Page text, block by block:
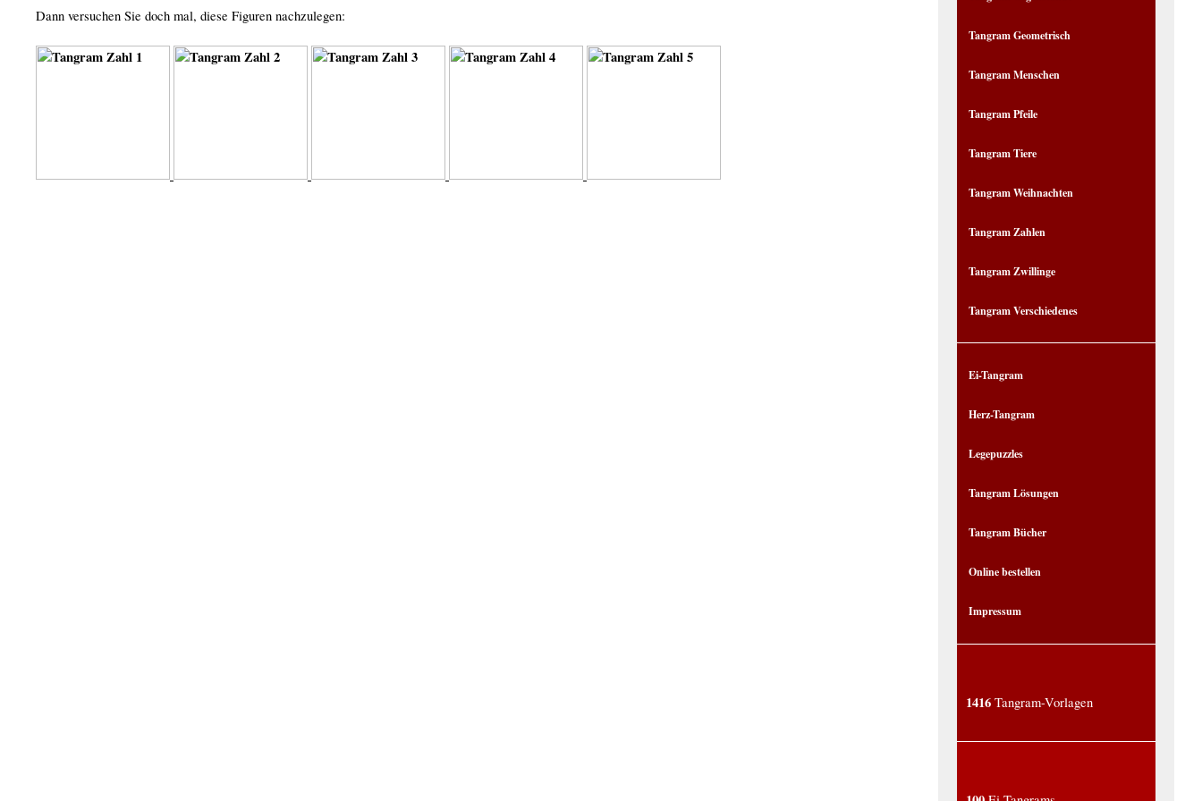
Dann versuchen Sie doch mal, diese Figuren nachzulegen:
Tangram Geometrisch
Tangram Menschen
Tangram Pfeile
Tangram Tiere
Tangram Weihnachten
Tangram Zahlen
Tangram Zwillinge
Tangram Verschiedenes
Ei-Tangram
Herz-Tangram
Legepuzzles
Tangram Lösungen
Tangram Bücher
Online bestellen
Impressum
1416 Tangram-Vorlagen